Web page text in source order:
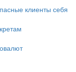
клиенты себя